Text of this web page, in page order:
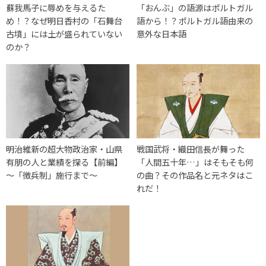
蘇我馬子に辱めを与えるた
め！？なぜ明日香村の「石舞台
古墳」には土が盛られていない
のか？
「おんぶ」の語源はポルトガル
語から！？ポルトガル語由来の
意外な日本語
明治維新の超大物政治家・山県
有朋の人と業績を探る【前編】
～「徴兵制」施行まで～
戦国武将・織田信長が舞った
「人間五十年…」はそもそも何
の曲？その作品名と元ネタはこ
れだ！